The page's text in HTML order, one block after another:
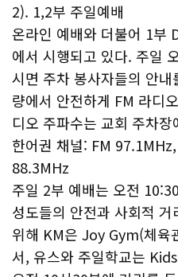
2). 1,2부 주일예배
온라인 예배와 더불어 1부
에서 시행되고 있다. 주일
시면 주차 봉사자들의 안
량에서 안전하게 FM 라디
디오 주파수는 교회 주차
한어권 채널: FM
88.3MHz
주일 2부 예배는 오전
성도들의 안전과 사회적
위해 KM은 Joy Gym(체육
서, 유스와 주일학교는